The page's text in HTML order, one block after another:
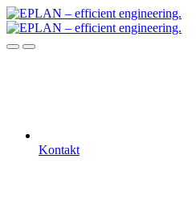
Kontakt